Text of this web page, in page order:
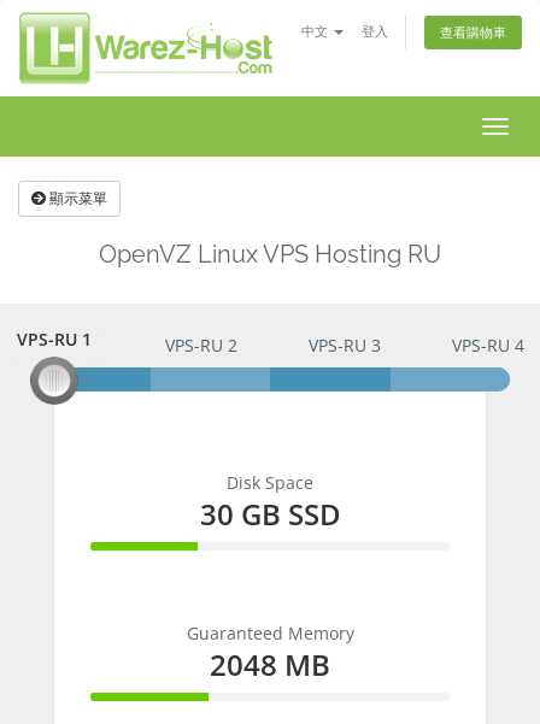
中文 登入 查看購物車
切
換
顯示菜單
OpenVZ Linux VPS Hosting RU
VPS-RU 1
VPS-RU 1 VPS-RU 2 VPS-RU 3 VPS-RU 4
Disk Space
30 GB SSD
30%
Guaranteed Memory
2048 MB
33%